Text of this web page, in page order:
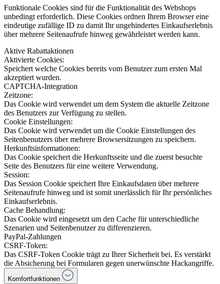
Funktionale Cookies sind für die Funktionalität des Webshops
unbedingt erforderlich. Diese Cookies ordnen Ihrem Browser eine
eindeutige zufällige ID zu damit Ihr ungehindertes Einkaufserlebnis
über mehrere Seitenaufrufe hinweg gewährleistet werden kann.
Aktive Rabattaktionen
Aktivierte Cookies:
Speichert welche Cookies bereits vom Benutzer zum ersten Mal
akzeptiert wurden.
CAPTCHA-Integration
Zeitzone:
Das Cookie wird verwendet um dem System die aktuelle Zeitzone
des Benutzers zur Verfügung zu stellen.
Cookie Einstellungen:
Das Cookie wird verwendet um die Cookie Einstellungen des
Seitenbenutzers über mehrere Browsersitzungen zu speichern.
Herkunftsinformationen:
Das Cookie speichert die Herkunftsseite und die zuerst besuchte
Seite des Benutzers für eine weitere Verwendung.
Session:
Das Session Cookie speichert Ihre Einkaufsdaten über mehrere
Seitenaufrufe hinweg und ist somit unerlässlich für Ihr persönliches
Einkaufserlebnis.
Cache Behandlung:
Das Cookie wird eingesetzt um den Cache für unterschiedliche
Szenarien und Seitenbenutzer zu differenzieren.
PayPal-Zahlungen
CSRF-Token:
Das CSRF-Token Cookie trägt zu Ihrer Sicherheit bei. Es verstärkt
die Absicherung bei Formularen gegen unerwünschte Hackangriffe.
Komfortfunktionen